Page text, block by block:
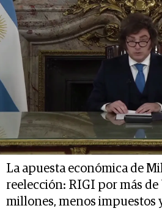
La apuesta económica de
reelección: RIGI por más de
millones, menos impuestos